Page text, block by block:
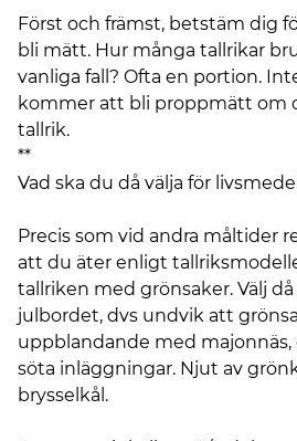
Först och främst, betstäm dig
bli mätt. Hur många tallrikar
vanliga fall? Ofta en portion.
kommer att bli proppmätt om
tallrik.
**
Vad ska du då välja för
Precis som vid andra måltider
att du äter enligt
tallriken med grönsaker. Välj
julbordet, dvs undvik att
uppblandande med majonnäs,
söta inläggningar. Njut av
brysselkål.